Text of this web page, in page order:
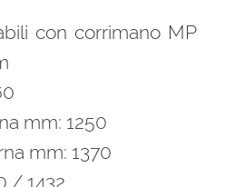
con corrimano MP
mm: 1250
mm: 1370
/ 1432